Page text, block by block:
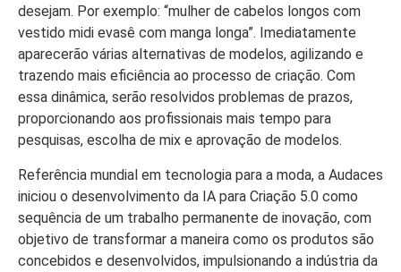
desejam. Por exemplo: “mulher de cabelos longos com
vestido midi evasê com manga longa”. Imediatamente
aparecerão várias alternativas de modelos, agilizando e
trazendo mais eficiência ao processo de criação. Com
essa dinâmica, serão resolvidos problemas de prazos,
proporcionando aos profissionais mais tempo para
pesquisas, escolha de mix e aprovação de modelos.
Referência mundial em tecnologia para a moda, a Audaces
iniciou o desenvolvimento da IA para Criação 5.0 como
sequência de um trabalho permanente de inovação, com
objetivo de transformar a maneira como os produtos são
concebidos e desenvolvidos, impulsionando a indústria da